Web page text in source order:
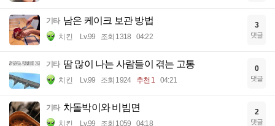
기타 남은 케이크 보관 방법
치킨 Lv.99 조회 1318 04:22
3
댓글
기타 땀 많이 나는 사람들이 겪는 고통
치킨 Lv.99 조회 1924 추천 1 04:21
0
댓글
기타 차돌박이와 비빔면
치킨 Lv.99 조회 1059 04:18
2
댓글